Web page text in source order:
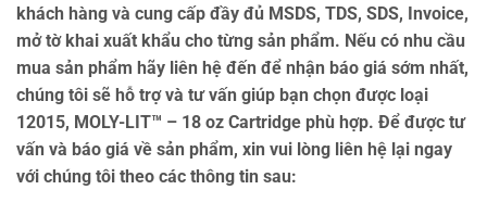
khách hàng và cung cấp đầy đủ MSDS, TDS, SDS, Invoice,
mở tờ khai xuất khẩu cho từng sản phẩm. Nếu có nhu cầu
mua sản phẩm hãy liên hệ đến để nhận báo giá sớm nhất,
chúng tôi sẽ hỗ trợ và tư vấn giúp bạn chọn được loại
12015, MOLY-LIT™ – 18 oz Cartridge phù hợp. Để được tư
vấn và báo giá về sản phẩm, xin vui lòng liên hệ lại ngay
với chúng tôi theo các thông tin sau: